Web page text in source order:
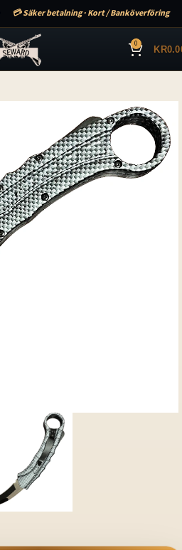
💳 Säker betalning · Kort / Banköverföring
0 KR